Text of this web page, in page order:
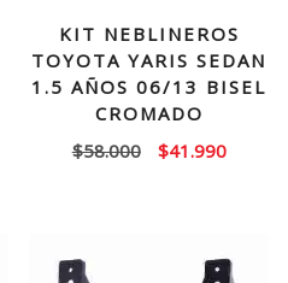
KIT NEBLINEROS
TOYOTA YARIS SEDAN
1.5 AÑOS 06/13 BISEL
CROMADO
$58.000
El
$58.000.
$41.990El